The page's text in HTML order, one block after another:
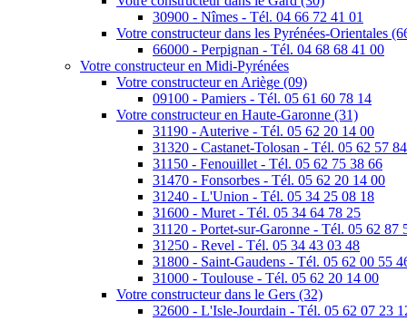
30900 - Nîmes - Tél. 04 66 72 41 01
Votre constructeur dans les Pyrénées-Orientales
66000 - Perpignan - Tél. 04 68 68 41 00
Votre constructeur en Midi-Pyrénées
Votre constructeur en Ariège (09)
09100 - Pamiers - Tél. 05 61 60 78 14
Votre constructeur en Haute-Garonne (31)
31190 - Auterive - Tél. 05 62 20 14 00
31320 - Castanet-Tolosan - Tél. 05 62 57
31150 - Fenouillet - Tél. 05 62 75 38 66
31470 - Fonsorbes - Tél. 05 62 20 14 00
31240 - L'Union - Tél. 05 34 25 08 18
31600 - Muret - Tél. 05 34 64 78 25
31120 - Portet-sur-Garonne - Tél. 05 62 87
31250 - Revel - Tél. 05 34 43 03 48
31800 - Saint-Gaudens - Tél. 05 62 00 55
31000 - Toulouse - Tél. 05 62 20 14 00
Votre constructeur dans le Gers (32)
32600 - L'Isle-Jourdain - Tél. 05 62 07 23